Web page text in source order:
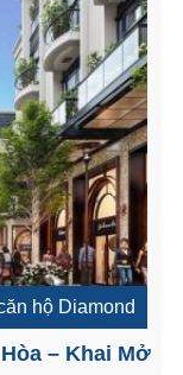
hộ Diamond
– Khai Mở